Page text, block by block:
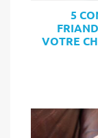
5
VOTRE